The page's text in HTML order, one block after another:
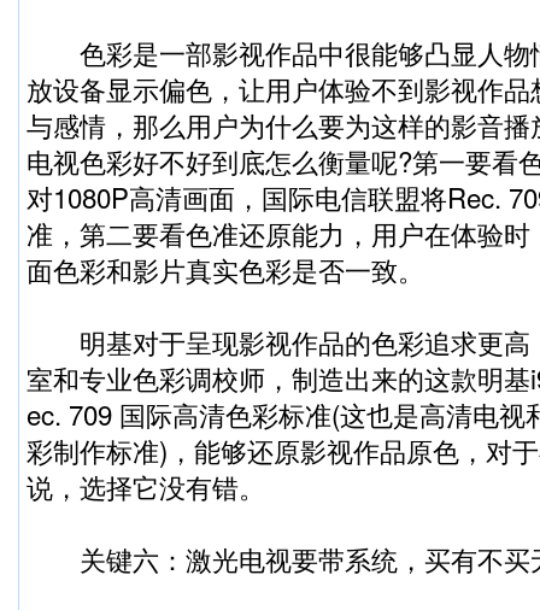
色彩是一部影视作品中很能够凸显人物
放设备显示偏色，让用户体验不到影视作
与感情，那么用户为什么要为这样的影音
电视色彩好不好到底怎么衡量呢?第一要看
对1080P高清画面，国际电信联盟将Rec.
准，第二要看色准还原能力，用户在体验
面色彩和影片真实色彩是否一致。
明基对于呈现影视作品的色彩追求更高
室和专业色彩调校师，制造出来的这款明
ec. 709 国际高清色彩标准(这也是高清电视
彩制作标准)，能够还原影视作品原色，对
说，选择它没有错。
关键六：激光电视要带系统，买有不买